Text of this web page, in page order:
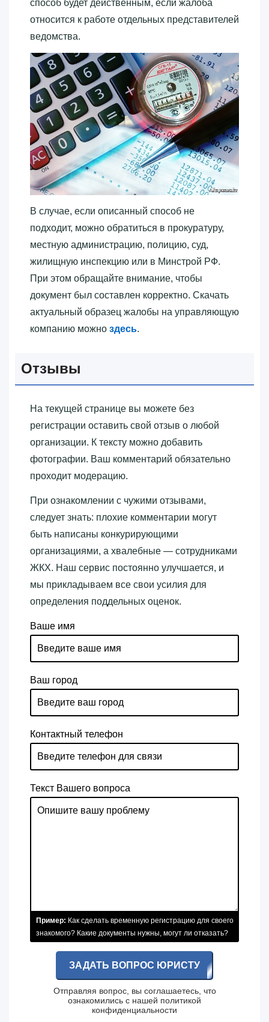
способ будет действенным, если жалоба
относится к работе отдельных представителей
ведомства.
В случае, если описанный способ не
подходит, можно обратиться в прокуратуру,
местную администрацию, полицию, суд,
жилищную инспекцию или в Минстрой РФ.
При этом обращайте внимание, чтобы
документ был составлен корректно. Скачать
актуальный образец жалобы на управляющую
компанию можно здесь.
Отзывы
На текущей странице вы можете без
регистрации оставить свой отзыв о любой
организации. К тексту можно добавить
фотографии. Ваш комментарий обязательно
проходит модерацию.
При ознакомлении с чужими отзывами,
следует знать: плохие комментарии могут
быть написаны конкурирующими
организациями, а хвалебные — сотрудниками
ЖКХ. Наш сервис постоянно улучшается, и
мы прикладываем все свои усилия для
определения поддельных оценок.
Ваше имя
Ваш город
Контактный телефон
Текст Вашего вопроса
Пример: Как сделать временную регистрацию для своего
знакомого? Какие документы нужны, могут ли отказать?
ЗАДАТЬ ВОПРОС ЮРИСТУ
Отправляя вопрос, вы соглашаетесь, что
ознакомились с нашей политикой
конфиденциальности